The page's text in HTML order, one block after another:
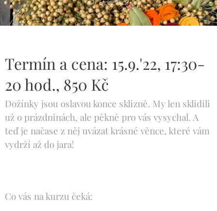
01.03.2022
Termín a cena: 15.9.'22, 17:30-
20 hod., 850 Kč
Dožínky jsou oslavou konce sklizně. My len sklidili
už o prázdninách, ale pěkně pro vás vysychal. A
teď je načase z něj uvázat krásné věnce, které vám
vydrží až do jara!
Co vás na kurzu čeká: